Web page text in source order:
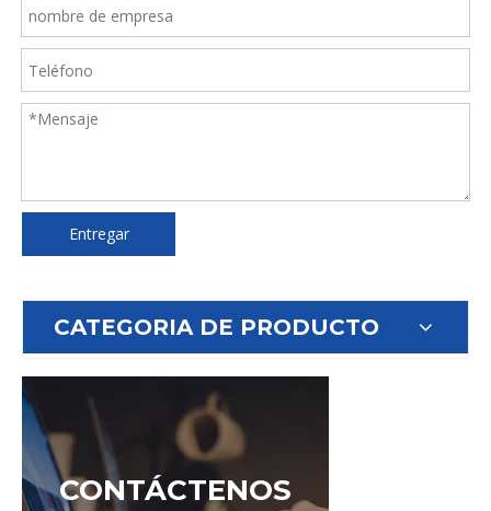
Entregar
CATEGORIA DE PRODUCTO
CONTÁCTENOS